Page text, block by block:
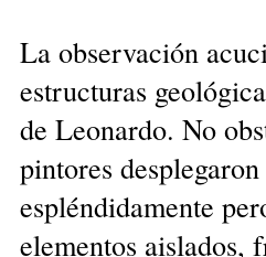
La observación
estructuras
de Leonardo. No
pintores desplegaron
espléndidamente
elementos aislados,